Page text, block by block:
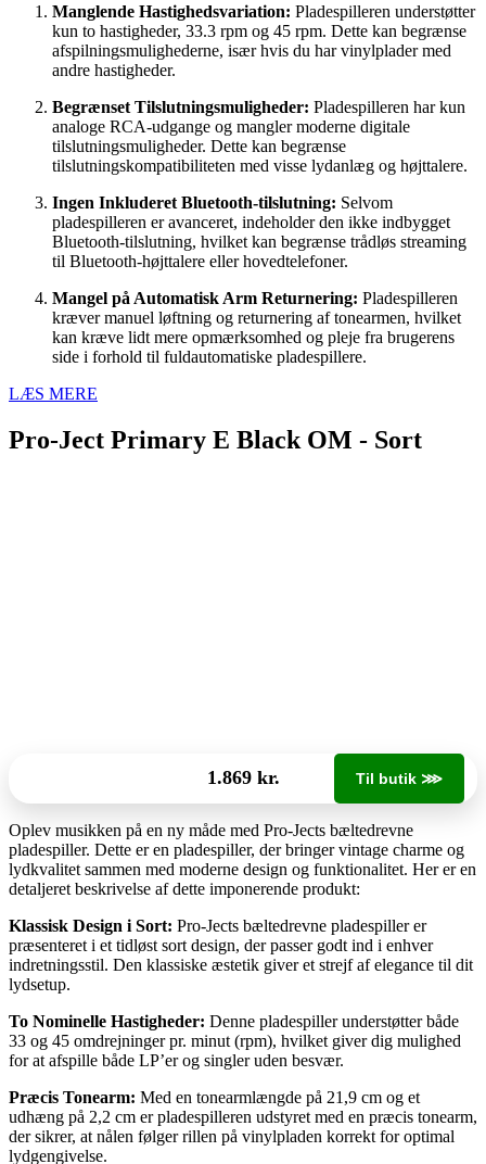
Manglende Hastighedsvariation: Pladespilleren understøtter
kun to hastigheder, 33.3 rpm og 45 rpm. Dette kan begrænse
afspilningsmulighederne, især hvis du har vinylplader med
andre hastigheder.
Begrænset Tilslutningsmuligheder: Pladespilleren har kun
analoge RCA-udgange og mangler moderne digitale
tilslutningsmuligheder. Dette kan begrænse
tilslutningskompatibiliteten med visse lydanlæg og højttalere.
Ingen Inkluderet Bluetooth-tilslutning: Selvom
pladespilleren er avanceret, indeholder den ikke indbygget
Bluetooth-tilslutning, hvilket kan begrænse trådløs streaming
til Bluetooth-højttalere eller hovedtelefoner.
Mangel på Automatisk Arm Returnering: Pladespilleren
kræver manuel løftning og returnering af tonearmen, hvilket
kan kræve lidt mere opmærksomhed og pleje fra brugerens
side i forhold til fuldautomatiske pladespillere.
LÆS MERE
Pro-Ject Primary E Black OM - Sort
1.869 kr. Til butik ⋙
Oplev musikken på en ny måde med Pro-Jects bæltedrevne
pladespiller. Dette er en pladespiller, der bringer vintage charme og
lydkvalitet sammen med moderne design og funktionalitet. Her er en
detaljeret beskrivelse af dette imponerende produkt:
Klassisk Design i Sort: Pro-Jects bæltedrevne pladespiller er
præsenteret i et tidløst sort design, der passer godt ind i enhver
indretningsstil. Den klassiske æstetik giver et strejf af elegance til dit
lydsetup.
To Nominelle Hastigheder: Denne pladespiller understøtter både
33 og 45 omdrejninger pr. minut (rpm), hvilket giver dig mulighed
for at afspille både LP’er og singler uden besvær.
Præcis Tonearm: Med en tonearmlængde på 21,9 cm og et
udhæng på 2,2 cm er pladespilleren udstyret med en præcis tonearm,
der sikrer, at nålen følger rillen på vinylpladen korrekt for optimal
lydgengivelse.